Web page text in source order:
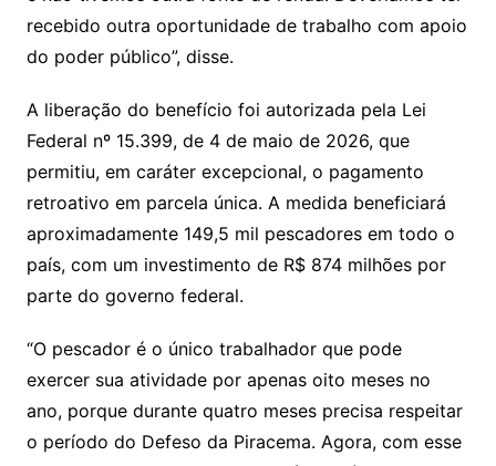
recebido outra oportunidade de trabalho com apoio
do poder público”, disse.
A liberação do benefício foi autorizada pela Lei
Federal nº 15.399, de 4 de maio de 2026, que
permitiu, em caráter excepcional, o pagamento
retroativo em parcela única. A medida beneficiará
aproximadamente 149,5 mil pescadores em todo o
país, com um investimento de R$ 874 milhões por
parte do governo federal.
“O pescador é o único trabalhador que pode
exercer sua atividade por apenas oito meses no
ano, porque durante quatro meses precisa respeitar
o período do Defeso da Piracema. Agora, com esse